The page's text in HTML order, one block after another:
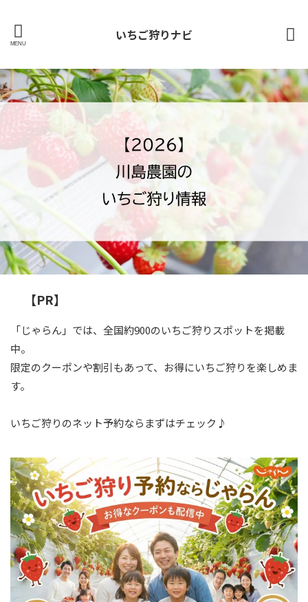
いちご狩りナビ
【PR】
「じゃらん」では、全国約900のいちご狩りスポットを掲載
中。
限定のクーポンや割引もあって、お得にいちご狩りを楽しめま
す。
いちご狩りのネット予約ならまずはチェック♪